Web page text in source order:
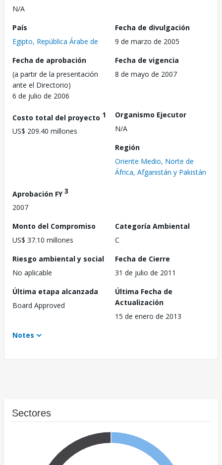
N/A
País
Egipto, República Árabe de
Fecha de divulgación
9 de marzo de 2005
Fecha de aprobación
(a partir de la presentación
ante el Directorio)
6 de julio de 2006
Fecha de vigencia
8 de mayo de 2007
Costo total del proyecto 1
US$ 209.40 millones
Organismo Ejecutor
N/A
Región
Oriente Medio, Norte de
África, Afganistán y Pakistán
Aprobación FY3
2007
Monto del Compromiso
US$ 37.10 millones
Categoría Ambiental
C
Riesgo ambiental y social
No aplicable
Fecha de Cierre
31 de julio de 2011
Última etapa alcanzada
Board Approved
Última Fecha de
Actualización
15 de enero de 2013
Notes
Sectores